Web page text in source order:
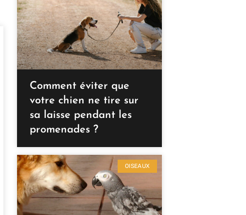
Comment éviter que
votre chien ne tire sur
sa laisse pendant les
promenades ?
OISEAUX